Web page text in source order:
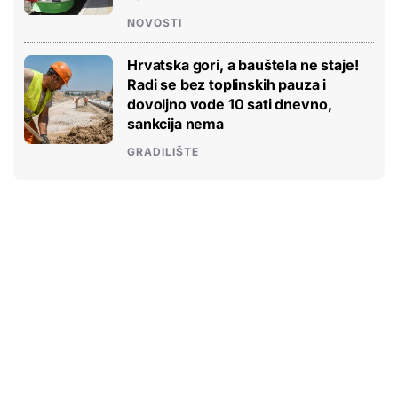
NOVOSTI
Hrvatska gori, a bauštela ne staje!
Radi se bez toplinskih pauza i
dovoljno vode 10 sati dnevno,
sankcija nema
GRADILIŠTE